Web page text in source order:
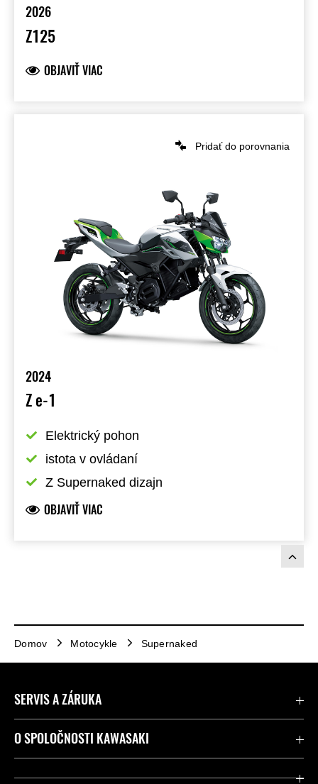
2026
Z125
OBJAVIŤ VIAC
Pridať do porovnania
2024
Z e-1
Elektrický pohon
istota v ovládaní
Z Supernaked dizajn
OBJAVIŤ VIAC
Domov Motocykle Supernaked
SERVIS A ZÁRUKA
Kontaktujte nás
O SPOLOČNOSTI KAWASAKI
Spoločnosť